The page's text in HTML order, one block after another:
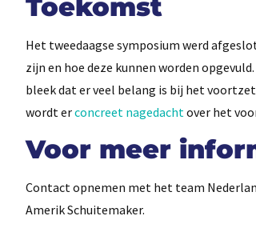
Toekomst
Het tweedaagse symposium werd
zijn en hoe deze kunnen worden
bleek dat er veel belang is bij het
wordt erconcreet nagedachtover het
Voor meer
Contact opnemen met het team
Amerik Schuitemaker.